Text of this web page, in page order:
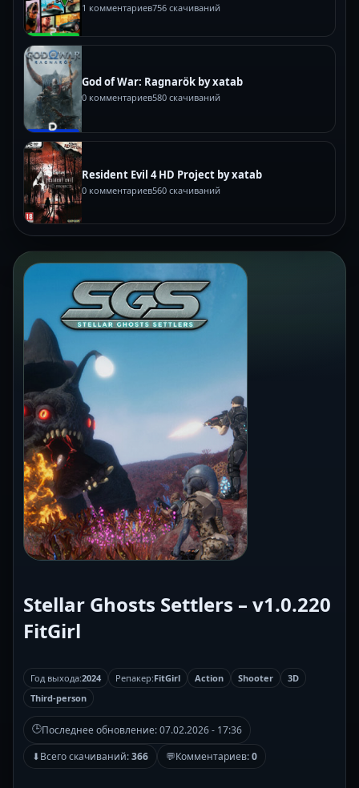
1 комментариев756 скачиваний
God of War: Ragnarök by xatab
0 комментариев580 скачиваний
Resident Evil 4 HD Project by xatab
0 комментариев560 скачиваний
Stellar Ghosts Settlers – v1.0.220
FitGirl
Год выхода:2024 Репакер:FitGirl Action Shooter
3D
Third-person
🕒Последнее обновление:07.02.2026 - 17:36
⬇Всего скачиваний:366 💬Комментариев:0